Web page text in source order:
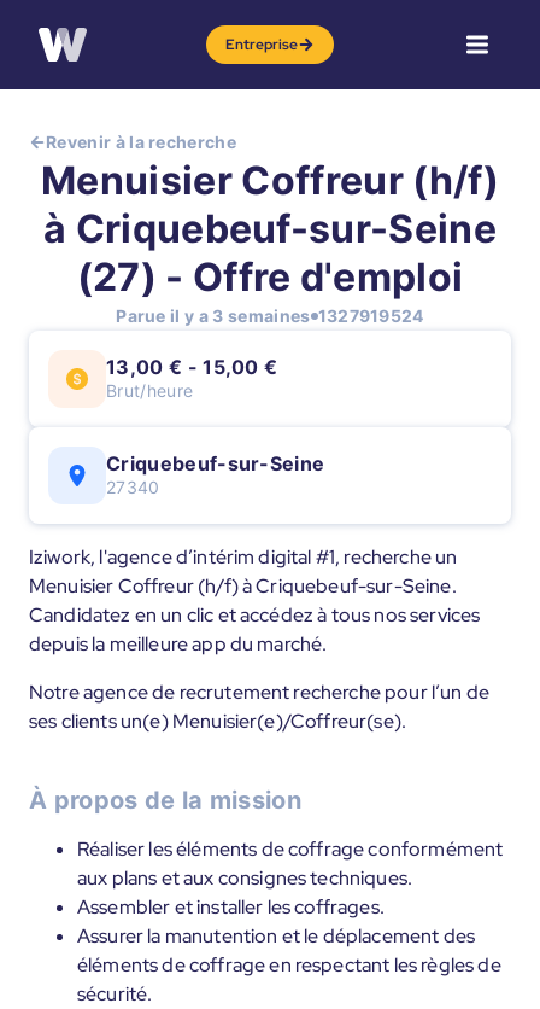
Entreprise
Revenir à la recherche
Menuisier Coffreur (h/f)
à Criquebeuf-sur-Seine
(27) - Offre d'emploi
Parue il y a 3 semaines 1327919524
13,00 € - 15,00 €
Brut/heure
Criquebeuf-sur-Seine
27340
Iziwork, l'agence d’intérim digital #1, recherche un
Menuisier Coffreur (h/f) à Criquebeuf-sur-Seine.
Candidatez en un clic et accédez à tous nos services
depuis la meilleure app du marché.
Notre agence de recrutement recherche pour l’un de
ses clients un(e) Menuisier(e)/Coffreur(se).
À propos de la mission
Réaliser les éléments de coffrage conformément
aux plans et aux consignes techniques.
Assembler et installer les coffrages.
Assurer la manutention et le déplacement des
éléments de coffrage en respectant les règles de
sécurité.